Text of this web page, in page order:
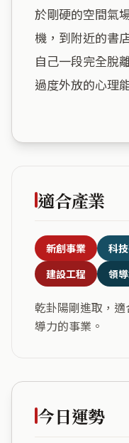
於剛硬的空間氣
機，到附近的書
自己一段完全脫
過度外放的心理
適合產業
新創事業 科
建設工程
領
乾卦陽剛進取，
導力的事業。
今日運勢